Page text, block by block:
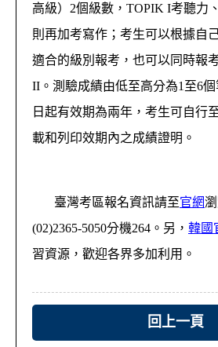
高級）2個級數，TOPIK I考聽力
則再加考寫作；考生可以根據自
適合的級別報考，也可以同時報
II。測驗成績由低至高分為1至6
日起有效期為兩年，考生可自行
載和列印效期內之成績證明。
臺灣考區報名資訊請至官網
(02)2365-5050分機264。另， 韓國
習資源，歡迎各界多加利用。
回上一頁